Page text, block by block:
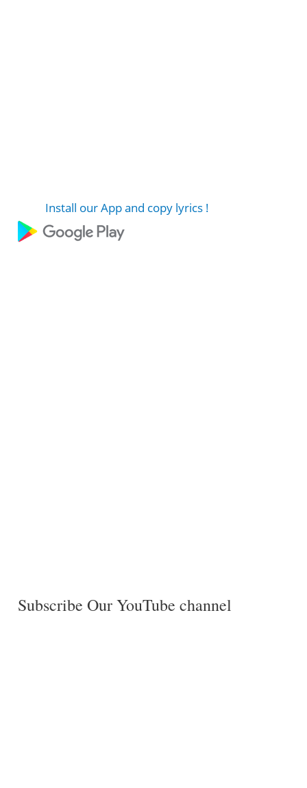
Install our App and copy lyrics !
Subscribe Our YouTube channel